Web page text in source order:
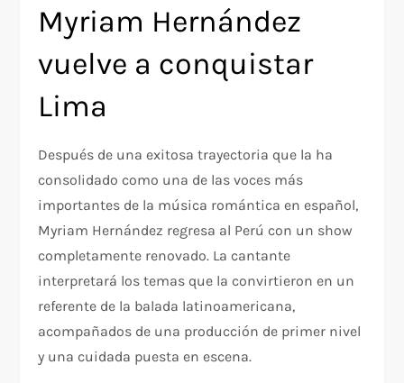
Myriam Hernández
vuelve a conquistar
Lima
Después de una exitosa trayectoria que la ha
consolidado como una de las voces más
importantes de la música romántica en español,
Myriam Hernández regresa al Perú con un show
completamente renovado. La cantante
interpretará los temas que la convirtieron en un
referente de la balada latinoamericana,
acompañados de una producción de primer nivel
y una cuidada puesta en escena.